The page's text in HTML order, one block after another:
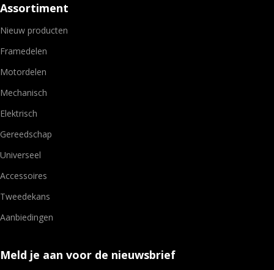
Assortiment
Nieuw producten
Framedelen
Motordelen
Mechanisch
Elektrisch
Gereedschap
Universeel
Accessoires
Tweedekans
Aanbiedingen
Meld je aan voor de nieuwsbrief